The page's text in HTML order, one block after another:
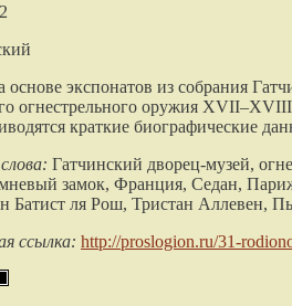
основе экспонатов из собрания
огнестрельного оружия
краткие биографические
Гатчинский дворец-музей,
замок, Франция, Седан,
Батист ля Рош, Тристан Аллевен,
ссылка: http://proslogion.ru/31-